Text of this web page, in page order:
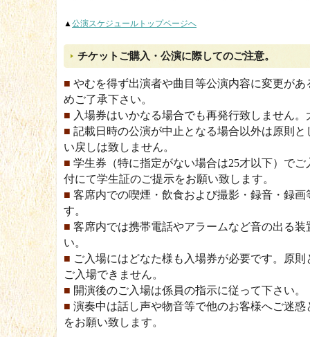
▲公演スケジュールトップページへ
チケットご購入・公演に際してのご注意。
■ やむを得ず出演者や曲目等公演内容に変更が
めご了承下さい。
■ 入場券はいかなる場合でも再発行致しません
■ 記載日時の公演が中止となる場合以外は原則
い戻しは致しません。
■ 学生券（特に指定がない場合は25才以下）で
付にて学生証のご提示をお願い致します。
■ 客席内での喫煙・飲食および撮影・録音・録
す。
■ 客席内では携帯電話やアラームなど音の出る
い。
■ ご入場にはどなた様も入場券が必要です。原
ご入場できません。
■ 開演後のご入場は係員の指示に従って下さい。
■ 演奏中は話し声や物音等で他のお客様へご迷
をお願い致します。